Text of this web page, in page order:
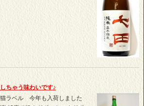
ちゃう味わいです♪
ラベル 今年も入荷しました